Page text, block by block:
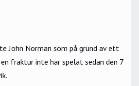
John Norman som på grund av ett
fraktur inte har spelat sedan den 7